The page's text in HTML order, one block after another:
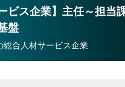
アンス委員会対応
法務対応
点からのアドバイザリー
合：約1割）
ビス企業】主任～担当
盤
総合人材サービス企業